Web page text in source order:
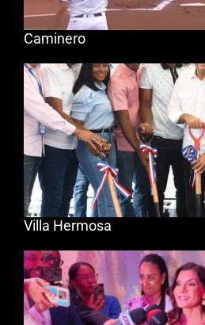
Caminero
Villa Hermosa